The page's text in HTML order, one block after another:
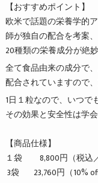
【おすすめポイント】
欧米で話題の栄養学的
師が独自の配合を考案、
20種類の栄養成分が絶
全て食品由来の成分で
配合されていますので
1日１粒なので、いつで
その効果と安全性は学
【商品仕様】
１袋 8,800円（税込／
3袋 23,760円（10%